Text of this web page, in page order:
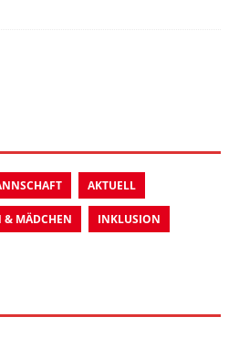
AKTUELL
& MÄDCHEN INKLUSION